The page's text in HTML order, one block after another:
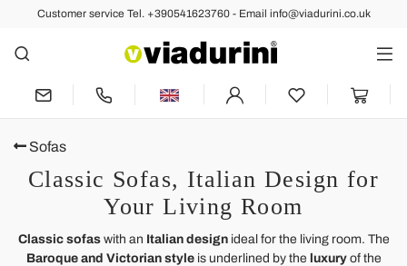
Customer service Tel. +390541623760 - Email info@viadurini.co.uk
Sofas
Classic Sofas, Italian Design for
Your Living Room
Classic sofaswith an Italian designideal for the living room. The
Baroque and Victorian styleis underlined by the luxury of the